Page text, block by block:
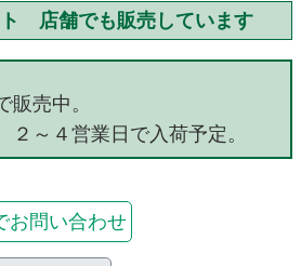
店舗でも販売しています
売中。
～４営業日で入荷予定。
お問い合わせ